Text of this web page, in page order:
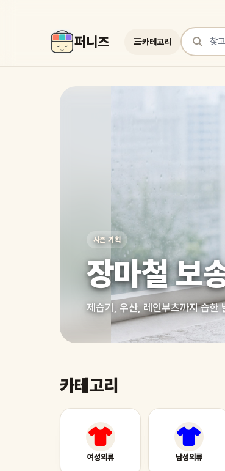
퍼니즈 카테고리
상품 검색
여러 쇼핑몰 상품을 한곳에서 찾아보세요
시즌 기획
장마철 보
제습기, 우산, 레인부츠까지 습한
카테고리
여성의류 남성의류